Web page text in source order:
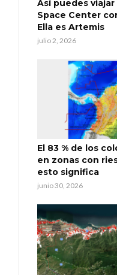
Así puedes
Space Center
Ella es Artemis
julio 2, 2026
El 83 % de los
en zonas con
esto significa
junio 30, 2026